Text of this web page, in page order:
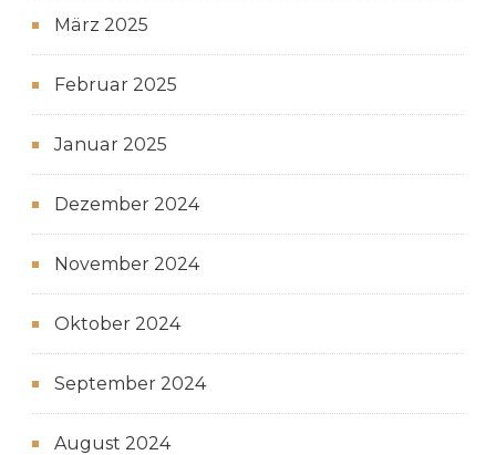
März 2025
Februar 2025
Januar 2025
Dezember 2024
November 2024
Oktober 2024
September 2024
August 2024